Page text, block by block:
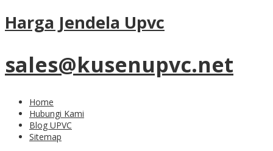
Harga Jendela Upvc
sales@kusenupvc.net
Home
Hubungi Kami
Blog UPVC
Sitemap